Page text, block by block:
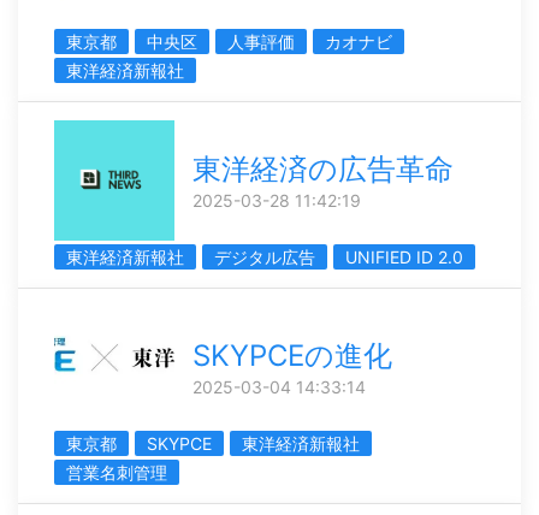
東京都 中央区 人事評価
カオナビ
東洋経済新報社
東洋経済の広告革命
2025-03-28 11:42:19
東洋経済新報社 デジタル広告 UNIFIED ID 2.0
SKYPCEの進化
2025-03-04 14:33:14
東京都 SKYPCE
東洋経済新報社
営業名刺管理